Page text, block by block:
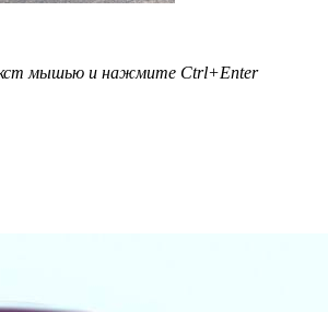
мышью и нажмите Ctrl+Enter